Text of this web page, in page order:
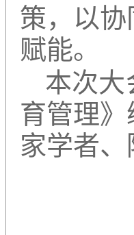
策，以
赋能。
本次大
育管理
家学者